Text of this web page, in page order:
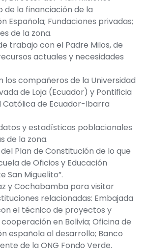
de la financiación de la
Española; Fundaciones privadas;
de la zona.
trabajo con el Padre Milos, de
actuales y necesidades
los compañeros de la Universidad
de Loja (Ecuador) y Pontificia
Católica de Ecuador-Ibarra
y estadísticas poblacionales
de la zona.
Plan de Constitución de lo que
de Oficios y Educación
San Miguelito”.
y Cochabamba para visitar
relacionadas: Embajada
el técnico de proyectos y
en Bolivia; Oficina de
española al desarrollo; Banco
de la ONG Fondo Verde.